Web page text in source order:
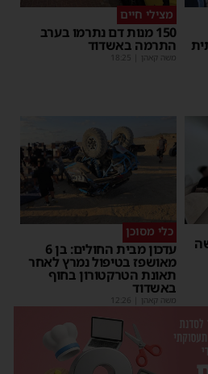
מצילי חיים
150 מנות דם נתרמו בערב
התרמה באשדוד
משה קאהן |
18:25
כלי מסוכן
עדכון מבית החולים: בן 6
מאושפז בטיפול נמרץ לאחר
תאונת הטרקטורון בחוף
באשדוד
משה קאהן |
12:26